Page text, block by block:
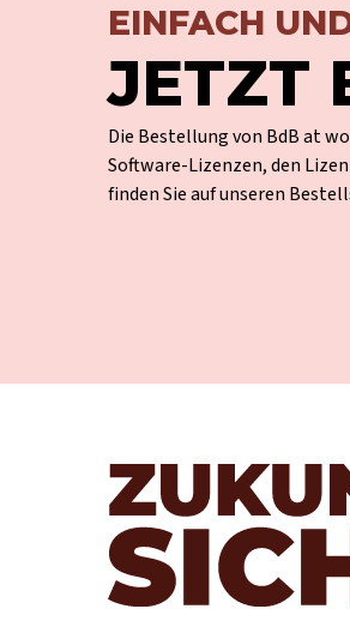
EINFACH
JETZT
Die Bestellung von BdB at
Software-Lizenzen, den
finden Sie auf unseren